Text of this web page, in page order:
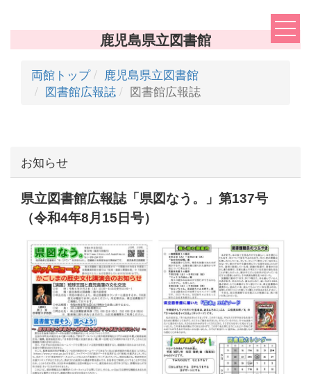
鹿児島県立図書館
両館トップ
鹿児島県立図書館
図書館広報誌
図書館広報誌
お知らせ
県立図書館広報誌「県図なう。」第137号
（令和4年8月15日号）